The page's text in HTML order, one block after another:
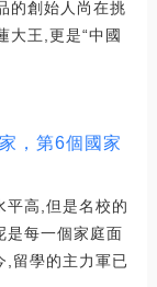
的創始人尚在挑
大王,更是“中國
，第6個國家
平高,但是名校的
是每一個家庭面
,留學的主力軍已